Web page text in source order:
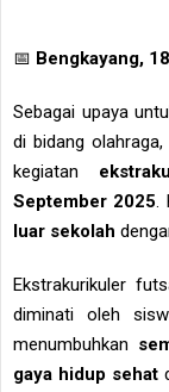
📅 Bengkayang,
Sebagai upaya
di bidang olahraga,
kegiatan
September 2025.
luar sekolah
Ekstrakurikuler
diminati oleh
menumbuhkan
gaya hidup sehat